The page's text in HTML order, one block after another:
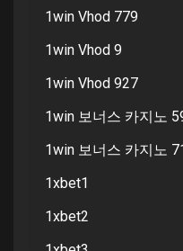
1win Vhod 779
1win Vhod 9
1win Vhod 927
1win 보너스 카지노
1win 보너스 카지노
1xbet1
1xbet2